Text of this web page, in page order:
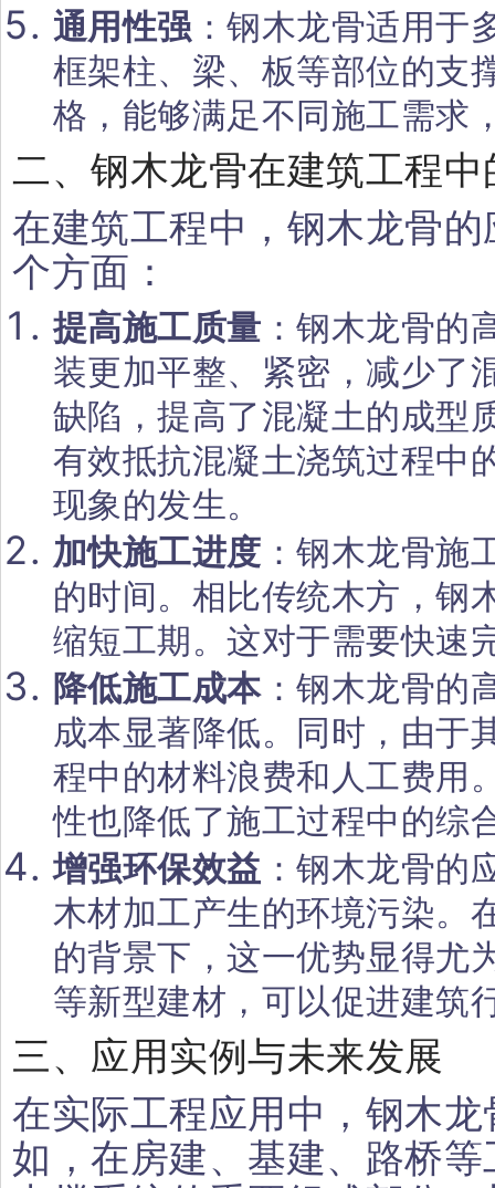
通用性强 ：钢木龙骨适用于
框架柱、梁、板等部位的支
格，能够满足不同施工需求
二、钢木龙骨在建筑工程
在建筑工程中，钢木龙骨
个方面：
提高施工质量 ：钢木龙骨的
装更加平整、紧密，减少了
缺陷，提高了混凝土的成型
有效抵抗混凝土浇筑过程中
现象的发生。
加快施工进度 ：钢木龙骨施
的时间。相比传统木方，钢
缩短工期。这对于需要快速
降低施工成本：钢木龙骨的
成本显著降低。同时，由于
程中的材料浪费和人工费用
性也降低了施工过程中的综
增强环保效益 ：钢木龙骨的
木材加工产生的环境污染。
的背景下，这一优势显得尤
等新型建材，可以促进建筑
三、应用实例与未来发展
在实际工程应用中，钢木
如，在房建、基建、路桥